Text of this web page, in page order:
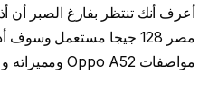
مصر 128 جيجا مستعمل
مواصفات Oppo A52 ومميزاته وعيوبه بالتفصيل.